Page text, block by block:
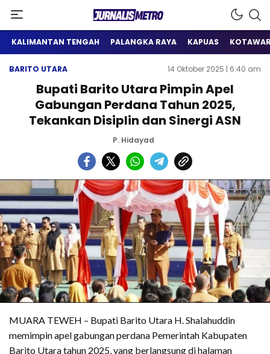
Jurnalis Metro
Satu Wadah Informasi
KALIMANTAN TENGAH PALANGKA RAYA KAPUAS
BARITO UTARA 14 Oktober 2025 | 6:40 am
Bupati Barito Utara Pimpin Apel
Gabungan Perdana Tahun 2025,
Tekankan Disiplin dan Sinergi ASN
P. Hidayad
MUARA TEWEH – Bupati Barito Utara H. Shalahuddin
memimpin apel gabungan perdana Pemerintah Kabupaten
Barito Utara tahun 2025, yang berlangsung di halaman